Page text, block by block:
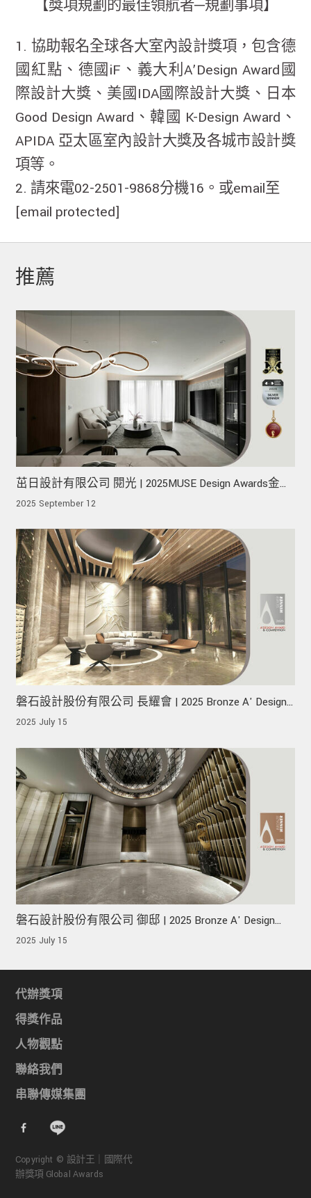
【獎項規劃的最佳領航者─規劃事項】
1. 協助報名全球各大室內設計獎項，包含德
國紅點、德國iF、義大利A’Design Award國
際設計大獎、美國IDA國際設計大獎、日本
Good Design Award、韓國 K-Design Award、
APIDA 亞太區室內設計大獎及各城市設計獎
項等。
2. 請來電02-2501-9868分機16。或email至
[email protected]
推薦
茁日設計有限公司 閱光 | 2025MUSE Design Awards金
獎、2025TITAN AWARDS金獎、2025London Design
2025 September 12
磐石設計股份有限公司 長耀會 | 2025 Bronze A' Design
Award 榮獲銀獎!
2025 July 15
磐石設計股份有限公司 御邸 | 2025 Bronze A' Design
Award 榮獲銅獎!
2025 July 15
代辦獎項
得獎作品
人物觀點
聯絡我們
串聯傳媒集團
Copyright © 設計王｜國際代
辦獎項 Global Awards